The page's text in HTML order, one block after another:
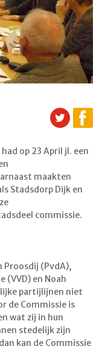
op 23 April jl. een
maakten
Stadsdorp Dijk en
commissie.
Proosdij (PvdA),
(VVD) en Noah
partijlijnen niet
de Commissie is
wat zij in hun
stedelijk zijn
kan de Commissie